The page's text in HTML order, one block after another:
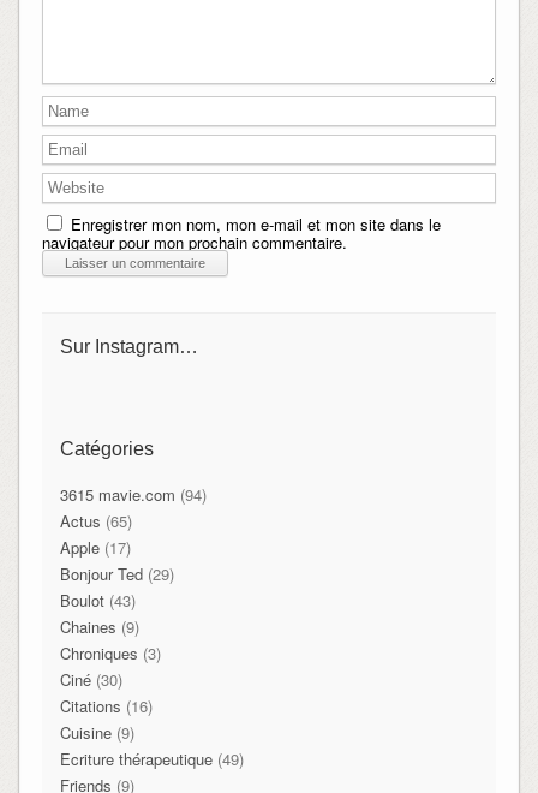
Enregistrer mon nom, mon e-mail et mon site dans le
navigateur pour mon prochain commentaire.
Sur Instagram…
Catégories
3615 mavie.com (94)
Actus (65)
Apple(17)
Bonjour Ted(29)
Boulot(43)
Chaines (9)
Chroniques (3)
Ciné(30)
Citations (16)
Cuisine(9)
Ecriture thérapeutique(49)
Friends (9)